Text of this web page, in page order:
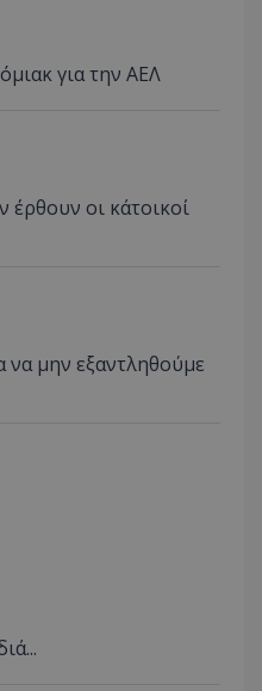
για την ΑΕΛ
έρθουν οι κάτοικοί
να μην εξαντληθούμε